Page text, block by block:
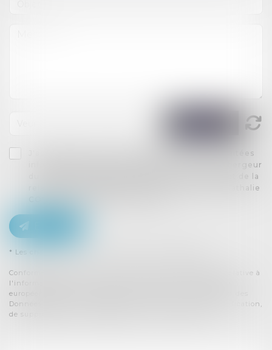
J'accepte que les informations saisies soient traitées
informatiquement par CABRERA LEGAL et l'hébergeur
du présent site dans le cadre de ma demande et de la
relation avec CABRERA LEGAL et/ou Madame Nathalie
* Les champs suivis d'un astérisque sont obligatoires.
Conformément à la loi n°78-17 du 6 janvier 1978 modifiée relative à
l'informatique, aux fichiers et aux libertés, et au règlement
européen 2016/679, dit Règlement Général sur la Protection des
Données (RGPD), vous disposez d'un droit d'accès, de rectification,
de suppression des informations qui vous concernent.